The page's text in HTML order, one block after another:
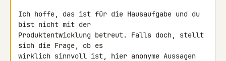
Ich hoffe, das ist für die Hausaufgabe und du
bist nicht mit der
Produktentwicklung betreut. Falls doch, stellt
sich die Frage, ob es
wirklich sinnvoll ist, hier anonyme Aussagen